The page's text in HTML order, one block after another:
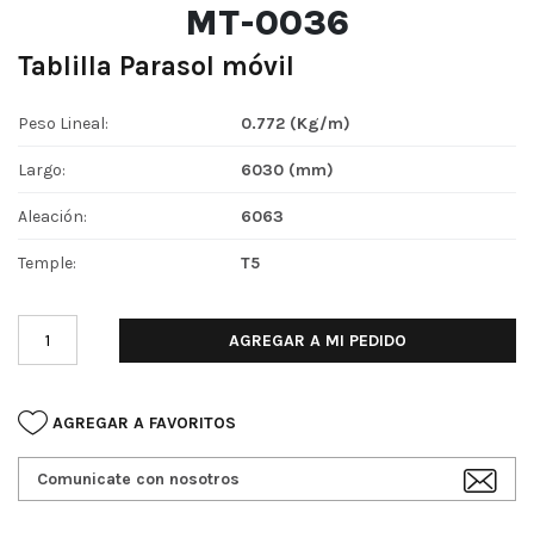
MT-0036
Tablilla Parasol móvil
Peso Lineal: 0.772 (Kg/m)
Largo: 6030 (mm)
Aleación: 6063
Temple: T5
AGREGAR A MI PEDIDO
AGREGAR A FAVORITOS
Comunicate con nosotros